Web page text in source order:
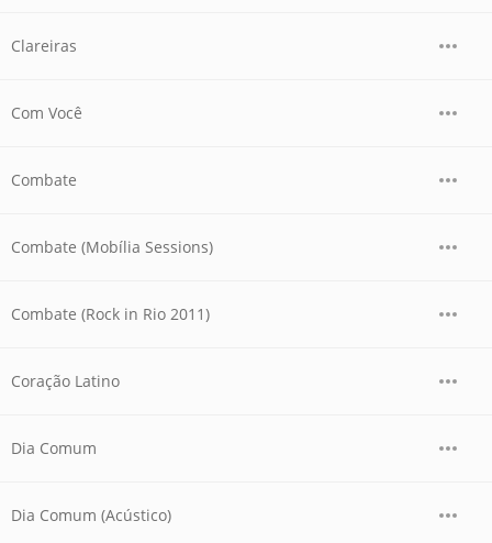
Clareiras
Com Você
Combate
Combate (Mobília Sessions)
Combate (Rock in Rio 2011)
Coração Latino
Dia Comum
Dia Comum (Acústico)